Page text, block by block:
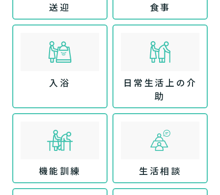
送迎 食事
入浴
日常生活上の介
助
機能訓練 生活相談